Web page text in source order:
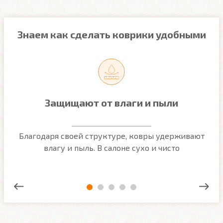
Знаем как сделать коврики удобными
Защищают от влаги и пыли
Благодаря своей структуре, ковры удерживают
влагу и пыль. В салоне сухо и чисто